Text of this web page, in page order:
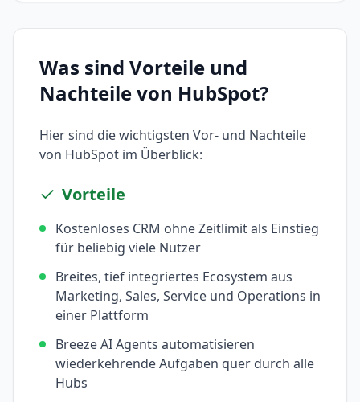
Was sind Vorteile und
Nachteile von HubSpot?
Hier sind die wichtigsten Vor- und Nachteile
von HubSpot im Überblick:
Vorteile
Kostenloses CRM ohne Zeitlimit als Einstieg
für beliebig viele Nutzer
Breites, tief integriertes Ecosystem aus
Marketing, Sales, Service und Operations in
einer Plattform
Breeze AI Agents automatisieren
wiederkehrende Aufgaben quer durch alle
Hubs